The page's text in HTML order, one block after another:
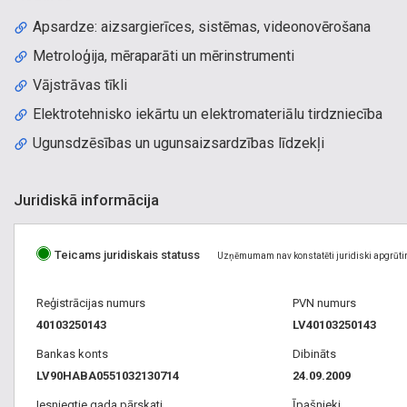
Apsardze: aizsargierīces, sistēmas, videonovērošana
Metroloģija, mēraparāti un mērinstrumenti
Vājstrāvas tīkli
Elektrotehnisko iekārtu un elektromateriālu tirdzniecība
Ugunsdzēsības un ugunsaizsardzības līdzekļi
Juridiskā informācija
Teicams juridiskais statuss Uzņēmumam nav konstatēti juridiski
Reģistrācijas numurs
40103250143
PVN numurs
LV40103250143
Bankas konts
LV90HABA0551032130714
Dibināts
24.09.2009